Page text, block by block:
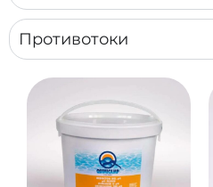
Противотоки